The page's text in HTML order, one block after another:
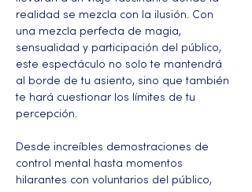
realidad se mezcla con la ilusión. Con
una mezcla perfecta de magia,
sensualidad y participación del público,
este espectáculo no solo te mantendrá
al borde de tu asiento, sino que también
te hará cuestionar los límites de tu
percepción.
Desde increíbles demostraciones de
control mental hasta momentos
hilarantes con voluntarios del público,